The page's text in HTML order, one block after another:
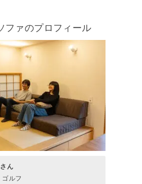
ファのプロフィール
ん
ゴルフ